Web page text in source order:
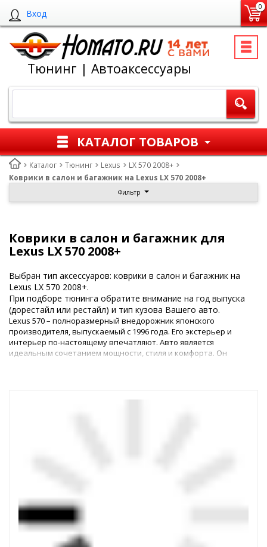
Вход
0
Тюнинг | Автоаксессуары
КАТАЛОГ ТОВАРОВ
Каталог Тюнинг Lexus
LX 570 2008+
Коврики в салон и багажник на Lexus LX 570 2008+
Фильтр
Коврики в салон и багажник для
Lexus LX 570 2008+
Выбран тип аксессуаров: коврики в салон и багажник на
Lexus LX 570 2008+.
При подборе тюнинга обратите внимание на год выпуска
(дорестайл или рестайл) и тип кузова Вашего авто.
Lexus 570 – полноразмерный внедорожник японского
производителя, выпускаемый с 1996 года. Его экстерьер и
интерьер по-настоящему впечатляют. Авто является
идеальным сочетанием мощности, стиля и комфорта. Он